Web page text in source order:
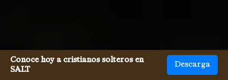
Conoce hoy a cristianos solteros en
SALT
Descarga